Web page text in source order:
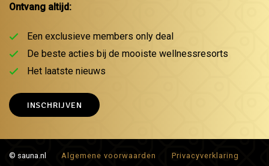
Ontvang altijd:
Een exclusieve members only deal
De beste acties bij de mooiste wellnessresorts
Het laatste nieuws
INSCHRIJVEN
© sauna.nl Algemene voorwaarden Privacyverklaring